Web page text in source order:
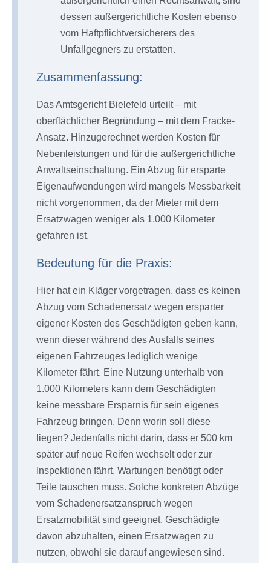
dessen außergerichtliche Kosten ebenso
vom Haftpflichtversicherers des
Unfallgegners zu erstatten.
Zusammenfassung:
Das Amtsgericht Bielefeld urteilt – mit
oberflächlicher Begründung – mit dem Fracke-
Ansatz. Hinzugerechnet werden Kosten für
Nebenleistungen und für die außergerichtliche
Anwaltseinschaltung. Ein Abzug für ersparte
Eigenaufwendungen wird mangels Messbarkeit
nicht vorgenommen, da der Mieter mit dem
Ersatzwagen weniger als 1.000 Kilometer
gefahren ist.
Bedeutung für die Praxis:
Hier hat ein Kläger vorgetragen, dass es keinen
Abzug vom Schadenersatz wegen ersparter
eigener Kosten des Geschädigten geben kann,
wenn dieser während des Ausfalls seines
eigenen Fahrzeuges lediglich wenige
Kilometer fährt. Eine Nutzung unterhalb von
1.000 Kilometers kann dem Geschädigten
keine messbare Ersparnis für sein eigenes
Fahrzeug bringen. Denn worin soll diese
liegen? Jedenfalls nicht darin, dass er 500 km
später auf neue Reifen wechselt oder zur
Inspektionen fährt, Wartungen benötigt oder
Teile tauschen muss. Solche konkreten Abzüge
vom Schadenersatzanspruch wegen
Ersatzmobilität sind geeignet, Geschädigte
davon abzuhalten, einen Ersatzwagen zu
nutzen, obwohl sie darauf angewiesen sind.